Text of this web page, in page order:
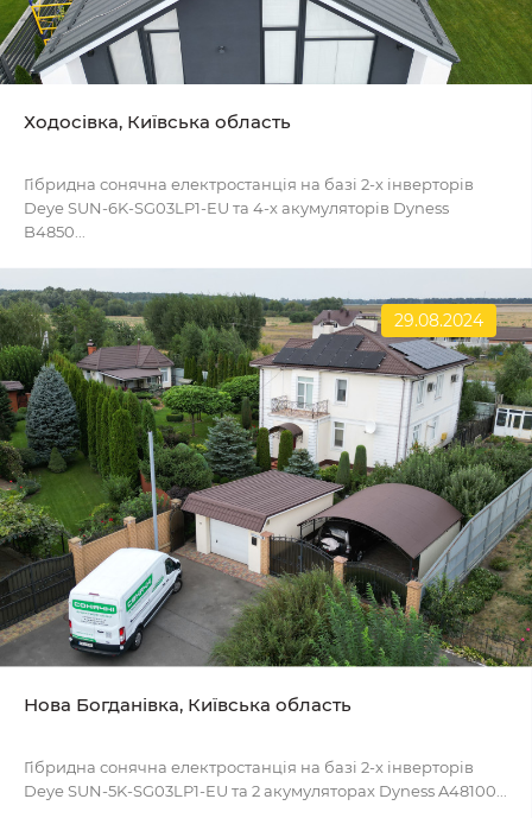
Ходосівка, Київська область
Гібридна сонячна електростанція на базі 2-х інверторів
Deye SUN-6K-SG03LP1-EU та 4-х акумуляторів Dyness
B4850...
29.08.2024
Нова Богданівка, Київська область
Гібридна сонячна електростанція на базі 2-х інверторів
Deye SUN-5K-SG03LP1-EU та 2 акумуляторах Dyness A48100...